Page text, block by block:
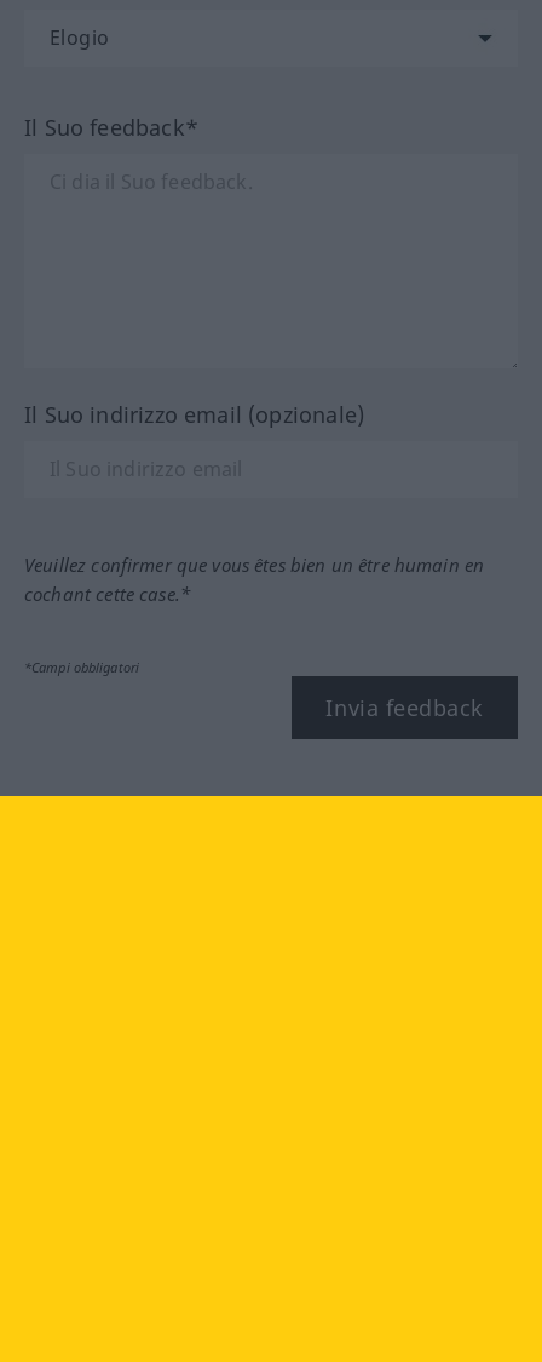
Il Suo feedback*
Il Suo indirizzo email (opzionale)
Veuillez confirmer que vous êtes bien un être humain en
cochant cette case.*
*Campi obbligatori
Invia feedback